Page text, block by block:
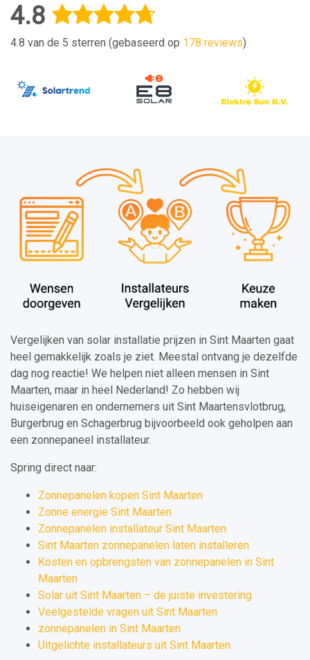
4.8
4.8 van de 5 sterren (gebaseerd op 178 reviews)
Vergelijken van solar installatie prijzen in Sint Maarten gaat
heel gemakkelijk zoals je ziet. Meestal ontvang je dezelfde
dag nog reactie! We helpen niet alleen mensen in Sint
Maarten, maar in heel Nederland! Zo hebben wij
huiseigenaren en ondernemers uit Sint Maartensvlotbrug,
Burgerbrug en Schagerbrug bijvoorbeeld ook geholpen aan
een zonnepaneel installateur.
Spring direct naar:
Zonnepanelen kopen Sint Maarten
Zonne energie Sint Maarten
Zonnepanelen installateur Sint Maarten
Sint Maarten zonnepanelen laten installeren
Kosten en opbrengsten van zonnepanelen in Sint
Maarten
Solar uit Sint Maarten – de juiste investering
Veelgestelde vragen uit Sint Maarten
zonnepanelen in Sint Maarten
Uitgelichte installateurs uit Sint Maarten